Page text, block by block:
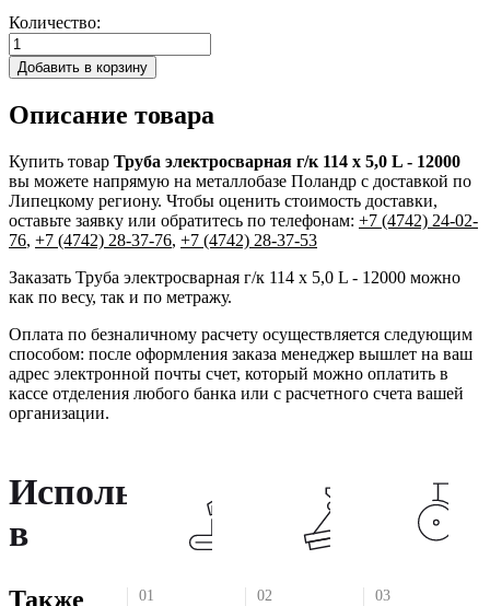
Количество:
Добавить в корзину
Описание товара
Купить товар Труба электросварная г/к 114 х 5,0 L - 12000
вы можете напрямую на металлобазе Поландр с доставкой по
Липецкому региону. Чтобы оценить стоимость доставки,
оставьте заявку или обратитесь по телефонам: +7 (4742) 24-02-
76, +7 (4742) 28-37-76, +7 (4742) 28-37-53
Заказать Труба электросварная г/к 114 х 5,0 L - 12000 можно
как по весу, так и по метражу.
Оплата по безналичному расчету осуществляется следующим
способом: после оформления заказа менеджер вышлет на ваш
адрес электронной почты счет, который можно оплатить в
кассе отделения любого банка или с расчетного счета вашей
организации.
Используется
в
01 02 03
Также